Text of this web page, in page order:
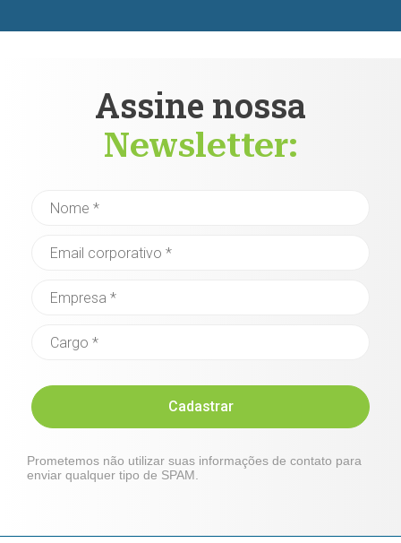
Assine nossa
Newsletter:
Cadastrar
Prometemos não utilizar suas informações de contato para
enviar qualquer tipo de SPAM.